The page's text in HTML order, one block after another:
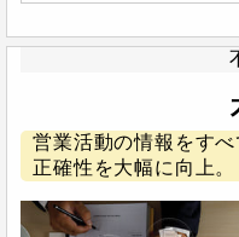
営業活動の情報をす
正確性を大幅に向上。